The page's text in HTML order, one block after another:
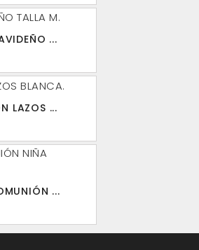
...
LAZOS ...
...